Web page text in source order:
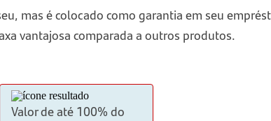
mas é colocado como garantia em seu
vantajosa comparada a outros produtos.
Valor de até 100% do